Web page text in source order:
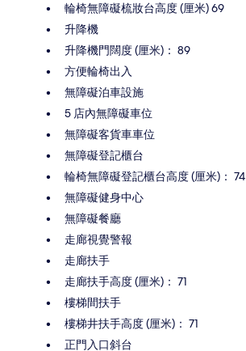
輪椅無障礙梳妝台高度 (厘米) 69
升降機
升降機門闊度 (厘米)： 89
方便輪椅出入
無障礙泊車設施
5 店內無障礙車位
無障礙客貨車車位
無障礙登記櫃台
輪椅無障礙登記櫃台高度 (厘米)： 74
無障礙健身中心
無障礙餐廳
走廊視覺警報
走廊扶手
走廊扶手高度 (厘米)： 71
樓梯間扶手
樓梯井扶手高度 (厘米)： 71
正門入口斜台